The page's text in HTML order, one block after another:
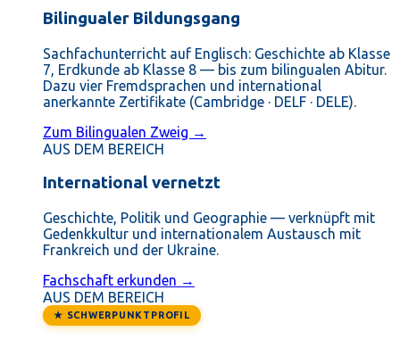
Bilingualer Bildungsgang
Sachfachunterricht auf Englisch: Geschichte ab Klasse
7, Erdkunde ab Klasse 8 — bis zum bilingualen Abitur.
Dazu vier Fremdsprachen und international
anerkannte Zertifikate (Cambridge · DELF · DELE).
Zum Bilingualen Zweig →
AUS DEM BEREICH
International vernetzt
Geschichte, Politik und Geographie — verknüpft mit
Gedenkkultur und internationalem Austausch mit
Frankreich und der Ukraine.
Fachschaft erkunden →
AUS DEM BEREICH
★ SCHWERPUNKTPROFIL